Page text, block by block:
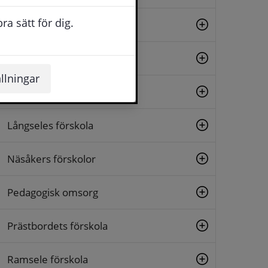
sätt för dig.
Junsele förskola
Kalknäs förskola
Långseles förskola
Näsåkers förskolor
Pedagogisk omsorg
Prästbordets förskola
Ramsele förskola